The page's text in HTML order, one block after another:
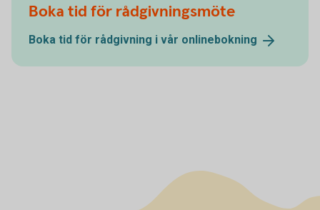
Boka tid för rådgivningsmöte
Boka tid för rådgivning i vår onlinebokning